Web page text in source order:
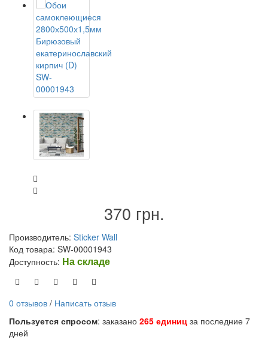
370 грн.
Производитель: Sticker Wall
Код товара: SW-00001943
Доступность: На складе
0 отзывов / Написать отзыв
Пользуется спросом: заказано 265 единиц за последние 7
дней